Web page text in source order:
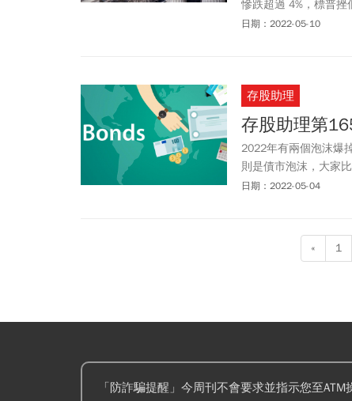
慘跌超過 4%，標普
週二（5/10）一開盤
日期：2022-05-10
存股助理
存股助理第
2022年有兩個泡沫爆
則是債市泡沫，大家
恐懼，儘管這兩個泡
日期：2022-05-04
« 1
「防詐騙提醒」今周刊不會要求並指示您至